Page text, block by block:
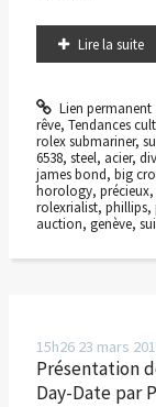
Lire la suite
Lien permanent
rêve, Tendances
rolex submariner,
6538, steel, acier,
james bond, big
horology, précieux,
rolexrialist, phillips,
auction, genève,
15h26 23 mars
Présentation
Day-Date par